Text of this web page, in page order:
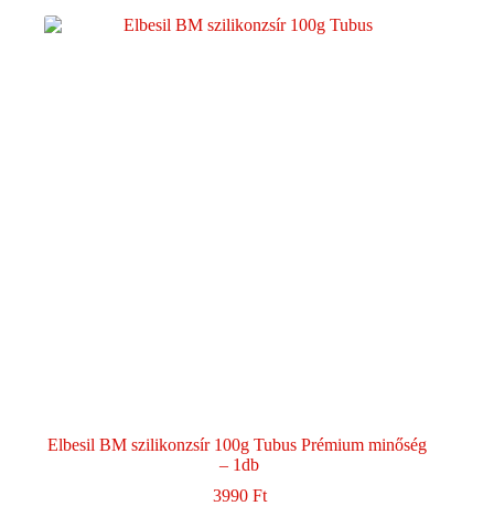
Elbesil BM szilikonzsír 100g Tubus Prémium minőség
– 1db
3990 Ft